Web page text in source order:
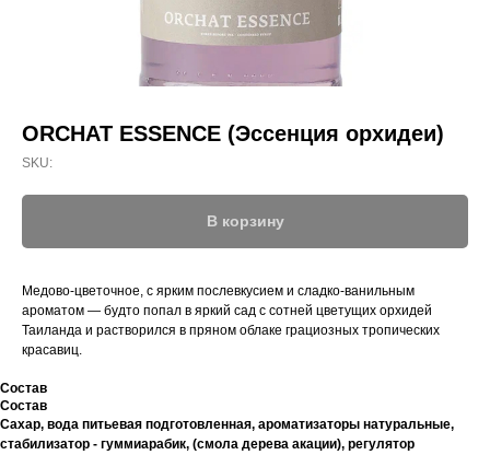
ORCHAT ESSENCE (Эссенция орхидеи)
SKU:
В корзину
Медово-цветочное, с ярким послевкусием и сладко-ванильным
ароматом — будто попал в яркий сад с сотней цветущих орхидей
Таиланда и растворился в пряном облаке грациозных тропических
красавиц.
Состав
Состав
Сахар, вода питьевая подготовленная, ароматизаторы натуральные,
стабилизатор - гуммиарабик, (смола дерева акации), регулятор